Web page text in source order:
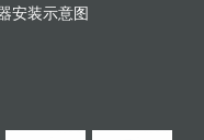
安装示意图